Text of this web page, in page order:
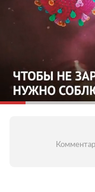
Зачем это
общественных
Домашний
людям старше
хроническими
воздержаться от
бабушками и
вообще.
уберечь